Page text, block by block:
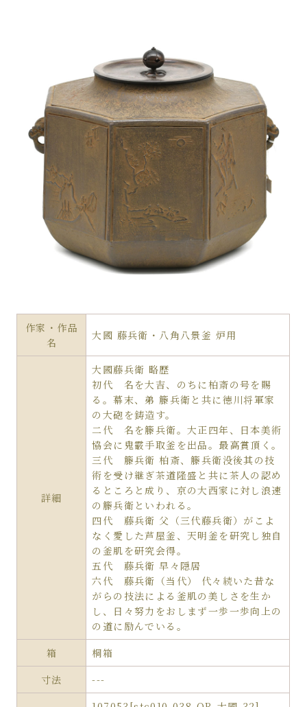
作家・作品
名
大國 藤兵衛・八角八景釜 炉用
詳細
大國藤兵衛 略歴
初代 名を大吉、のちに柏斎の号を賜
る。幕末、弟 籐兵衛と共に徳川将軍家
の大砲を鋳造す。
二代 名を籐兵衛。大正四年、日本美術
協会に鬼霰手取釜を出品。最高賞頂く。
三代 籐兵衛 柏斎、籐兵衛没後其の技
術を受け継ぎ茶道隆盛と共に茶人の認め
るところと成り、京の大西家に対し浪速
の籐兵衛といわれる。
四代 藤兵衛 父（三代藤兵衛）がこよ
なく愛した芦屋釜、天明釜を研究し独自
の釜肌を研究会得。
五代 藤兵衛 早々隠居
六代 藤兵衛（当代） 代々続いた昔な
がらの技法による釜肌の美しさを生か
し、日々努力をおしまず一歩一歩向上の
の道に励んでいる。
箱
桐箱
寸法
---